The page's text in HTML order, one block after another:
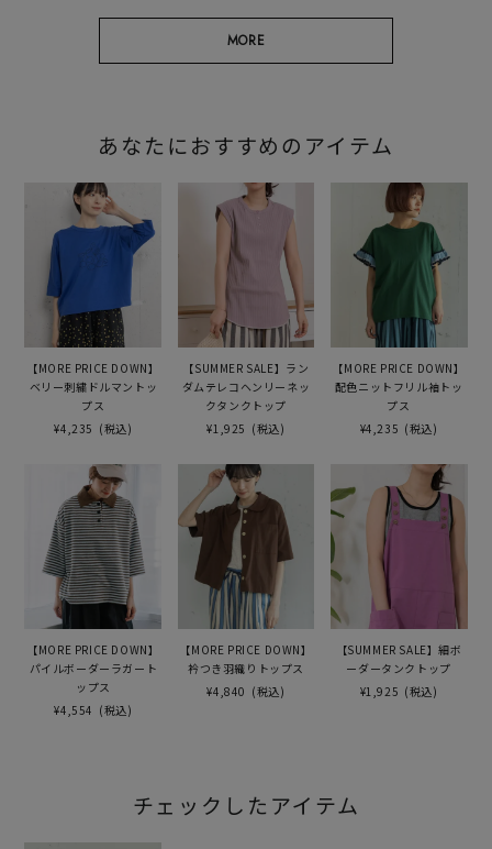
MORE
あなたにおすすめのアイテム
【MORE PRICE DOWN】
ベリー刺繍ドルマントッ
プス
¥4,235 (税込)
【SUMMER SALE】ラン
ダムテレコヘンリーネッ
クタンクトップ
¥1,925 (税込)
【MORE PRICE DOWN】
配色ニットフリル袖トッ
プス
¥4,235 (税込)
【MORE PRICE DOWN】
パイルボーダーラガート
ップス
¥4,554 (税込)
【MORE PRICE DOWN】
衿つき羽織りトップス
¥4,840 (税込)
【SUMMER SALE】細ボ
ーダータンクトップ
¥1,925 (税込)
チェックしたアイテム